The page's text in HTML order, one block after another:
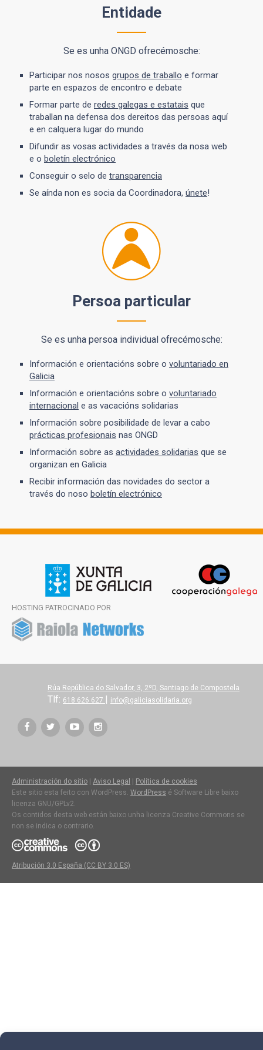
Entidade
Se es unha ONGD ofrecémosche:
Participar nos nosos grupos de traballo e formar
parte en espazos de encontro e debate
Formar parte de redes galegas e estatais que
traballan na defensa dos dereitos das persoas aquí
e en calquera lugar do mundo
Difundir as vosas actividades a través da nosa web
e o boletín electrónico
Conseguir o selo de transparencia
Se aínda non es socia da Coordinadora, únete!
Persoa particular
Se es unha persoa individual ofrecémosche:
Información e orientacións sobre o voluntariado en
Galicia
Información e orientacións sobre o voluntariado
internacional e as vacacións solidarias
Información sobre posibilidade de levar a cabo
prácticas profesionais nas ONGD
Información sobre as actividades solidarias que se
organizan en Galicia
Recibir información das novidades do sector a
través do noso boletín electrónico
HOSTING PATROCINADO POR
Rúa República do Salvador, 3, 2ºD, Santiago de Compostela
Tlf: 618 626 627 | info@galiciasolidaria.org
Administración do sitio | Aviso Legal | Política de cookies
Este sitio esta feito con WordPress. WordPress é Software Libre baixo
licenza GNU/GPLv2.
Os contidos desta web están baixo unha licenza Creative Commons se
non se indica o contrario.
Atribución 3.0 España (CC BY 3.0 ES)